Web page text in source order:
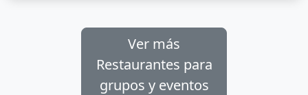
Ver más
Restaurantes para
grupos y eventos